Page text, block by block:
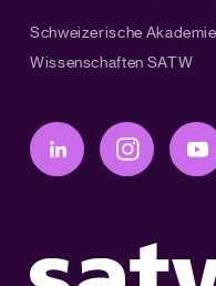
Schweizerische
Wissenschaften SATW